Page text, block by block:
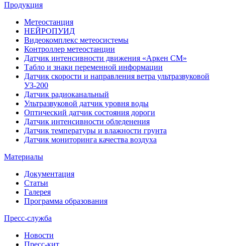
Продукция
Метеостанция
НЕЙРОПУИД
Видеокомплекс метеосистемы
Контроллер метеостанции
Датчик интенсивности движения «Аркен СМ»
Табло и знаки переменной информации
Датчик скорости и направления ветра ультразвуковой
УЗ-200
Датчик радиоканальный
Ультразвуковой датчик уровня воды
Оптический датчик состояния дороги
Датчик интенсивности обледенения
Датчик температуры и влажности грунта
Датчик мониторинга качества воздуха
Материалы
Документация
Статьи
Галерея
Программа образования
Пресс-служба
Новости